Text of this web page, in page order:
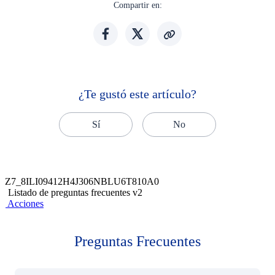
Compartir en:
¿Te gustó este artículo?
Sí No
Z7_8ILI09412H4J306NBLU6T810A0
Listado de preguntas frecuentes v2
Acciones
Preguntas Frecuentes